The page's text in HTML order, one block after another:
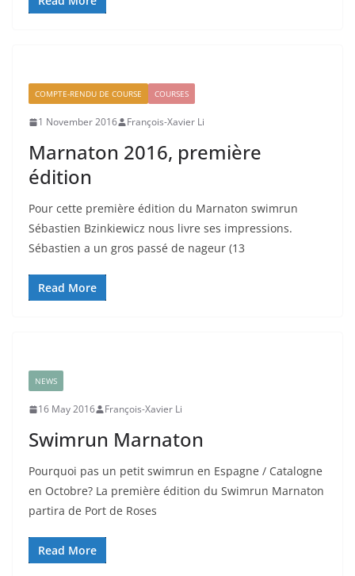
COMPTE-RENDU DE COURSE COURSES
1 November 2016 François-Xavier Li
Marnaton 2016, première
édition
Pour cette première édition du Marnaton swimrun
Sébastien Bzinkiewicz nous livre ses impressions.
Sébastien a un gros passé de nageur (13
Read More
NEWS
16 May 2016 François-Xavier Li
Swimrun Marnaton
Pourquoi pas un petit swimrun en Espagne / Catalogne
en Octobre? La première édition du Swimrun Marnaton
partira de Port de Roses
Read More